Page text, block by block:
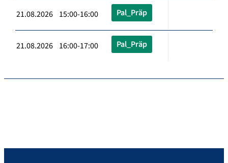
21.08.2026 15:00-16:00 Pal_Präp
21.08.2026 16:00-17:00 Pal_Präp